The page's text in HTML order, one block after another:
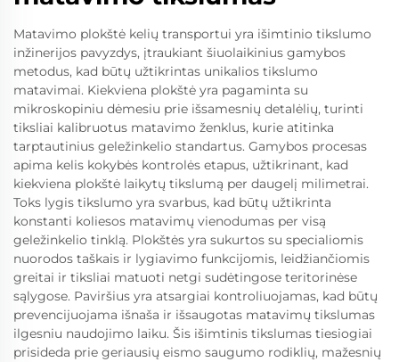
Matavimo plokštė kelių transportui yra išimtinio tikslumo
inžinerijos pavyzdys, įtraukiant šiuolaikinius gamybos
metodus, kad būtų užtikrintas unikalios tikslumo
matavimai. Kiekviena plokštė yra pagaminta su
mikroskopiniu dėmesiu prie išsamesnių detalėlių, turinti
tiksliai kalibruotus matavimo ženklus, kurie atitinka
tarptautinius geležinkelio standartus. Gamybos procesas
apima kelis kokybės kontrolės etapus, užtikrinant, kad
kiekviena plokštė laikytų tikslumą per daugelį milimetrai.
Toks lygis tikslumo yra svarbus, kad būtų užtikrinta
konstanti koliesos matavimų vienodumas per visą
geležinkelio tinklą. Plokštės yra sukurtos su specialiomis
nuorodos taškais ir lygiavimo funkcijomis, leidžiančiomis
greitai ir tiksliai matuoti netgi sudėtingose teritorinėse
sąlygose. Paviršius yra atsargiai kontroliuojamas, kad būtų
prevencijuojama išnaša ir išsaugotas matavimų tikslumas
ilgesniu naudojimo laiku. Šis išimtinis tikslumas tiesiogiai
prisideda prie geriausių eismo saugumo rodiklių, mažesnių